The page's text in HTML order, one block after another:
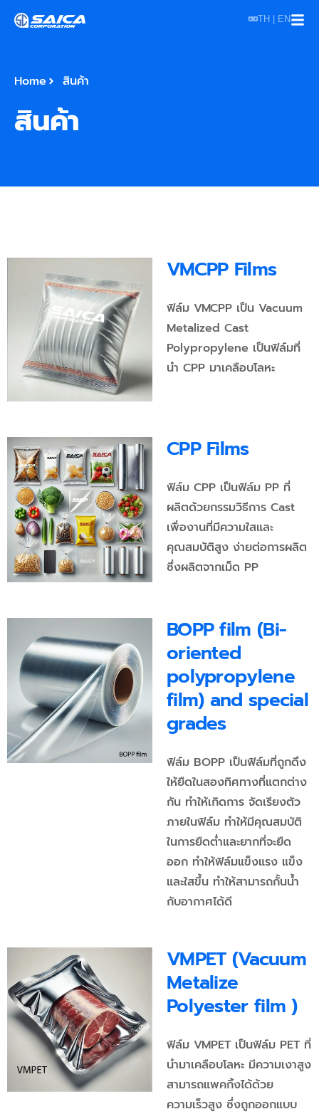
TH | EN
Home สินค้า
สินค้า
VMCPP Films
ฟิล์ม VMCPP เป็น Vacuum
Metalized Cast
Polypropylene เป็นฟิล์มที่
นำ CPP มาเคลือบโลหะ
CPP Films
ฟิล์ม CPP เป็นฟิล์ม PP ที่
ผลิตด้วยกรรมวิธีการ Cast
เพื่องานที่มีความใสและ
คุณสมบัติสูง ง่ายต่อการผลิต
ซึ่งผลิตจากเม็ด PP
BOPP film (Bi-
oriented
polypropylene
film) and special
grades
ฟิล์ม BOPP เป็นฟิล์มที่ถูกดึง
ให้ยืดในสองทิศทางที่แตกต่าง
กัน ทำให้เกิดการ จัดเรียงตัว
ภายในฟิล์ม ทำให้มีคุณสมบัติ
ในการยืดต่ำและยากที่จะยืด
ออก ทำให้ฟิล์มแข็งแรง แข็ง
และใสขึ้น ทำให้สามารถกั้นน้ำ
กับอากาศได้ดี
VMPET (Vacuum
Metalize
Polyester film )
ฟิล์ม VMPET เป็นฟิล์ม PET ที่
นำมาเคลือบโลหะ มีความเงาสูง
สามารถแพคกิ้งได้ด้วย
ความเร็วสูง ซึ่งถูกออกแบบ